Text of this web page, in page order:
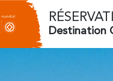
Destination